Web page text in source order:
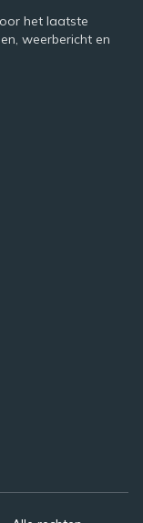
het laatste
weerbericht en